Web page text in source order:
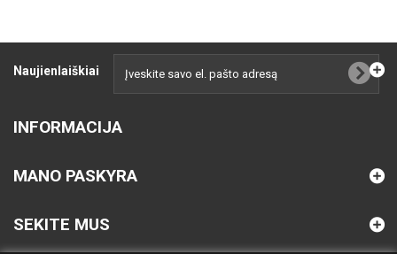
Naujienlaiškiai
INFORMACIJA
MANO PASKYRA
SEKITE MUS